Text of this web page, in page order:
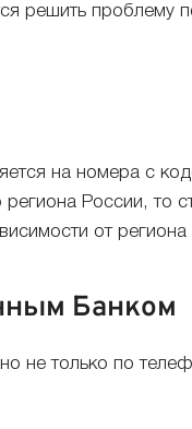
решить проблему
на номера с
России, то
от региона
Банком
не только по